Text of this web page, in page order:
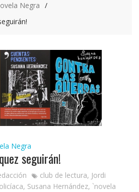
Negra
Negra
seguirán!
club de lectura, Jordi
, Susana Hernández, `novela